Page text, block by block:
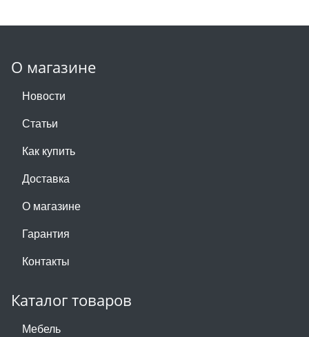
О магазине
Новости
Статьи
Как купить
Доставка
О магазине
Гарантия
Контакты
Каталог товаров
Мебель